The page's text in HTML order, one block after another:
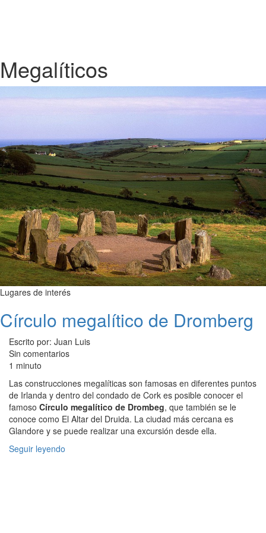
Megalíticos
Lugares de interés
Círculo megalítico de Dromberg
Escrito por: Juan Luis
Sin comentarios
1 minuto
Las construcciones megalíticas son famosas en diferentes puntos
de Irlanda y dentro del condado de Cork es posible conocer el
famoso Círculo megalítico de Drombeg, que también se le
conoce como El Altar del Druida. La ciudad más cercana es
Glandore y se puede realizar una excursión desde ella.
Seguir leyendo